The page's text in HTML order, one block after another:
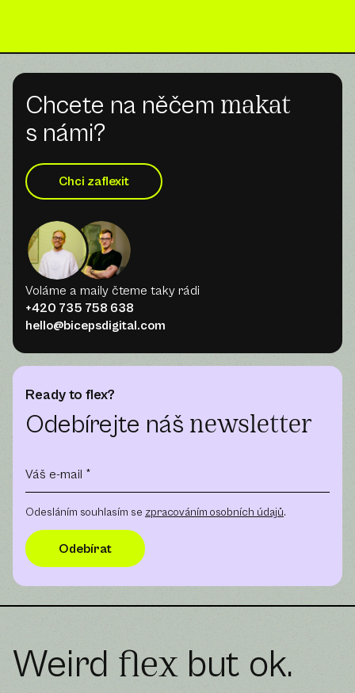
Chcete na něčem makat
s námi?
Chci zaflexit
Voláme a maily čteme taky rádi
+420 735 758 638
hello@bicepsdigital.com
Ready to flex?
Odebírejte náš newsletter
Odesláním souhlasím se zpracováním osobních údajů.
Weird flex but ok.